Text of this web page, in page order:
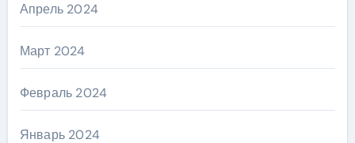
Апрель 2024
Март 2024
Февраль 2024
Январь 2024